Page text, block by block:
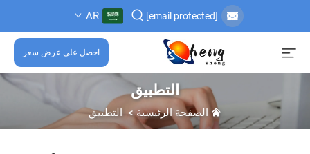
[email protected]
AR
احصل على عرض سعر
التطبيق
الصفحة الرئيسية> التطبيق